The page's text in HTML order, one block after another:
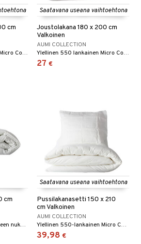
cm
Ylellinen 550 lankainen Micro Cotton -kuminauhalakana.
Saatavana useana vaihtoehtona
Joustolakana 180 x 200 cm
Valkoinen
AUMI COLLECTION
Ylellinen 550 lankainen Micro Cotton -kuminauhalakana.
27 €
cm
Ylellinen peitto terveelliseen nukkumisympäristöön.
Saatavana useana vaihtoehtona
Pussilakanasetti 150 x 210
cm Valkoinen
AUMI COLLECTION
Ylellinen 550-lankainen Micro Cotton -pussilakanasetti.
39,98 €